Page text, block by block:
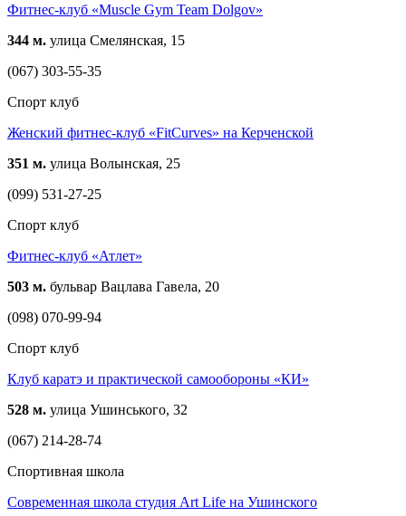
Фитнес-клуб «Muscle Gym Team Dolgov»
344 м. улица Смелянская, 15
(067) 303-55-35
Спорт клуб
Женский фитнес-клуб «FitCurves» на Керченской
351 м. улица Волынская, 25
(099) 531-27-25
Спорт клуб
Фитнес-клуб «Атлет»
503 м. бульвар Вацлава Гавела, 20
(098) 070-99-94
Спорт клуб
Клуб каратэ и практической самообороны «КИ»
528 м. улица Ушинського, 32
(067) 214-28-74
Спортивная школа
Современная школа студия Art Life на Ушинского